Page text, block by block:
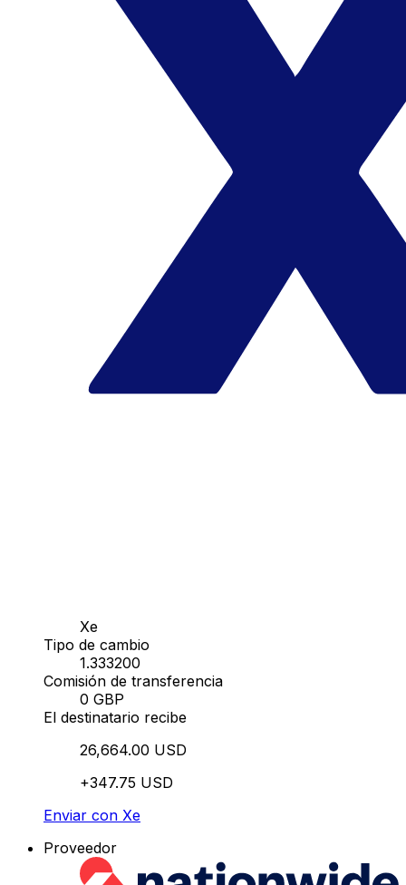
Xe
Tipo de cambio
1.333200
Comisión de transferencia
0 GBP
El destinatario recibe
26,664.00 USD
+347.75 USD
Enviar con Xe
Proveedor